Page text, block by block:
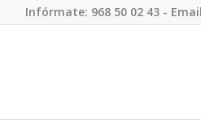
Infórmate: 968 50 02 43 -